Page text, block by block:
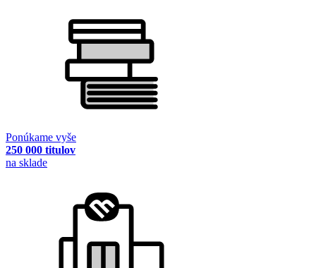
Ponúkame vyše
250 000 titulov
na sklade